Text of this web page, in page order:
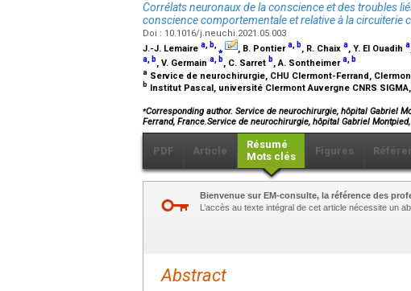
Corrélats neuronaux de la conscience et des troubles
conscience comportementale et relative à la circuiterie
Doi : 10.1016/j.neuchi.2021.05.003
J.-J. Lemaire a, b,⁎ , B. Pontiera, b, R. Chaix a, Y. El Ouadih a
a b, V. Germain a b, C. Sarret b, A. Sontheimera b
a Service de neurochirurgie, CHU Clermont-Ferrand,
b Institut Pascal, université Clermont Auvergne CNRS
⁎Corresponding author. Service de neurochirurgie, hôpital Gabriel
Ferrand, France.Service de neurochirurgie, hôpital Gabriel
PDF Article
Résumé
Mots clés
Figures
Bienvenue sur EM-consulte, la référence des
L’accès au texte intégral de cet article nécessite un
Abstract